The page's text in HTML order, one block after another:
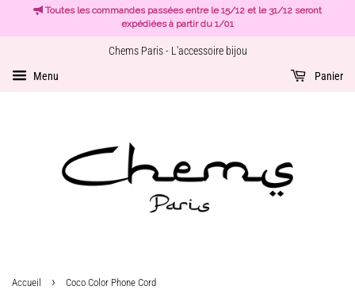
Toutes les commandes passées entre le 15/12 et le 31/12 seront
expédiées à partir du 1/01
Chems Paris - L'accessoire bijou
Menu Panier
Accueil › Coco Color Phone Cord